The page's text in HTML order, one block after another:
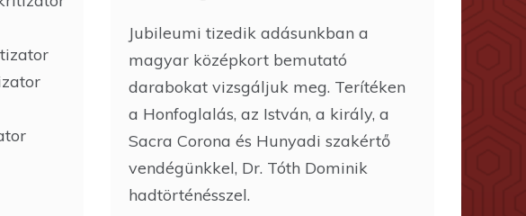
Jubileumi tizedik adásunkban a
magyar középkort bemutató
darabokat vizsgáljuk meg. Terítéken
a Honfoglalás, az István, a király, a
Sacra Corona és Hunyadi szakértő
vendégünkkel, Dr. Tóth Dominik
hadtörténésszel.